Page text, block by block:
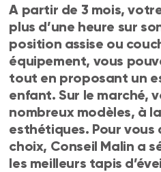
A partir de 3 mois,
plus d’une heure sur
position assise ou
équipement, vous
tout en proposant un
enfant. Sur le marché,
nombreux modèles, à
esthétiques. Pour vous
choix, Conseil Malin a
les meilleurs tapis